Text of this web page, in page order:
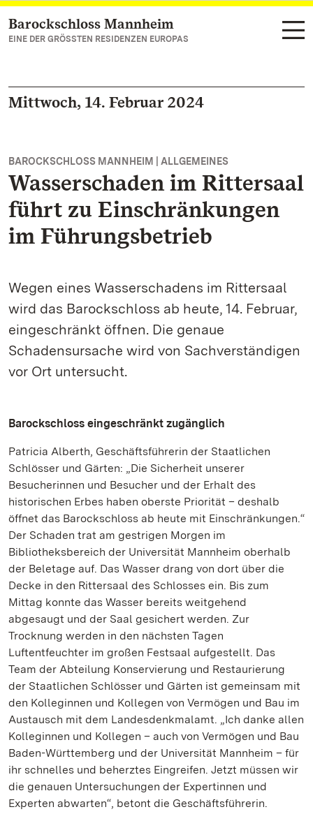
Zum Hauptinhalt springen
Barockschloss Mannheim
EINE DER GRÖSSTEN RESIDENZEN EUROPAS
Mittwoch, 14. Februar 2024
BAROCKSCHLOSS MANNHEIM | ALLGEMEINES
Wasserschaden im Rittersaal
führt zu Einschränkungen
im Führungsbetrieb
Wegen eines Wasserschadens im Rittersaal
wird das Barockschloss ab heute, 14. Februar,
eingeschränkt öffnen. Die genaue
Schadensursache wird von Sachverständigen
vor Ort untersucht.
Barockschloss eingeschränkt zugänglich
Patricia Alberth, Geschäftsführerin der Staatlichen
Schlösser und Gärten: „Die Sicherheit unserer
Besucherinnen und Besucher und der Erhalt des
historischen Erbes haben oberste Priorität – deshalb
öffnet das Barockschloss ab heute mit Einschränkungen.“
Der Schaden trat am gestrigen Morgen im
Bibliotheksbereich der Universität Mannheim oberhalb
der Beletage auf. Das Wasser drang von dort über die
Decke in den Rittersaal des Schlosses ein. Bis zum
Mittag konnte das Wasser bereits weitgehend
abgesaugt und der Saal gesichert werden. Zur
Trocknung werden in den nächsten Tagen
Luftentfeuchter im großen Festsaal aufgestellt. Das
Team der Abteilung Konservierung und Restaurierung
der Staatlichen Schlösser und Gärten ist gemeinsam mit
den Kolleginnen und Kollegen von Vermögen und Bau im
Austausch mit dem Landesdenkmalamt. „Ich danke allen
Kolleginnen und Kollegen – auch von Vermögen und Bau
Baden-Württemberg und der Universität Mannheim – für
ihr schnelles und beherztes Eingreifen. Jetzt müssen wir
die genauen Untersuchungen der Expertinnen und
Experten abwarten“, betont die Geschäftsführerin.